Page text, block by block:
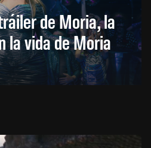
de Moria, la
la vida de Moria